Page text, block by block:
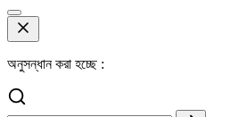
অনুসন্ধান করা হচ্ছে :